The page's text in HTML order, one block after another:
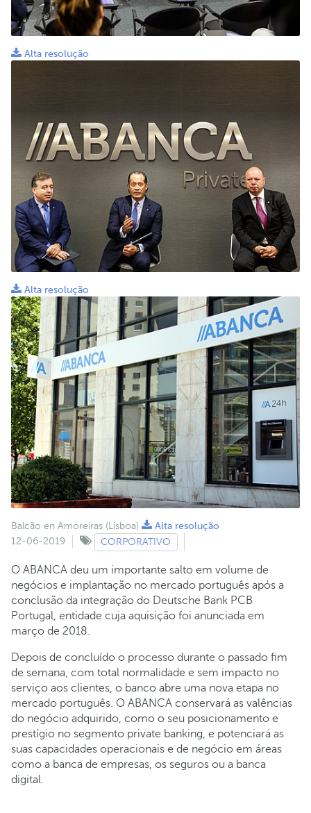
Alta resolução
Alta resolução
Balcão en Amoreiras (Lisboa)
Alta resolução
12-06-2019
CORPORATIVO
O ABANCA deu um importante salto em volume de
negócios e implantação no mercado português após a
conclusão da integração do Deutsche Bank PCB
Portugal, entidade cuja aquisição foi anunciada em
março de 2018.
Depois de concluído o processo durante o passado fim
de semana, com total normalidade e sem impacto no
serviço aos clientes, o banco abre uma nova etapa no
mercado português. O ABANCA conservará as valências
do negócio adquirido, como o seu posicionamento e
prestígio no segmento private banking, e potenciará as
suas capacidades operacionais e de negócio em áreas
como a banca de empresas, os seguros ou a banca
digital.